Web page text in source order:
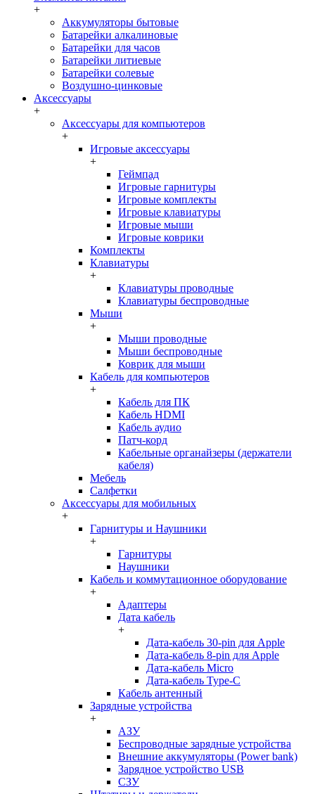
+
Аккумуляторы бытовые
Батарейки алкалиновые
Батарейки для часов
Батарейки литиевые
Батарейки солевые
Воздушно-цинковые
Аксессуары
+
Аксессуары для компьютеров
+
Игровые аксессуары
+
Геймпад
Игровые гарнитуры
Игровые комплекты
Игровые клавиатуры
Игровые мыши
Игровые коврики
Комплекты
Клавиатуры
+
Клавиатуры проводные
Клавиатуры беспроводные
Мыши
+
Мыши проводные
Мыши беспроводные
Коврик для мыши
Кабель для компьютеров
+
Кабель для ПК
Кабель HDMI
Кабель аудио
Патч-корд
Кабельные органайзеры (держатели
кабеля)
Мебель
Салфетки
Аксессуары для мобильных
+
Гарнитуры и Наушники
+
Гарнитуры
Наушники
Кабель и коммутационное оборудование
+
Адаптеры
Дата кабель
+
Дата-кабель 30-pin для Apple
Дата-кабель 8-pin для Apple
Дата-кабель Micro
Дата-кабель Type-C
Кабель антенный
Зарядные устройства
+
АЗУ
Беспроводные зарядные устройства
Внешние аккумуляторы (Power bank)
Зарядное устройство USB
СЗУ